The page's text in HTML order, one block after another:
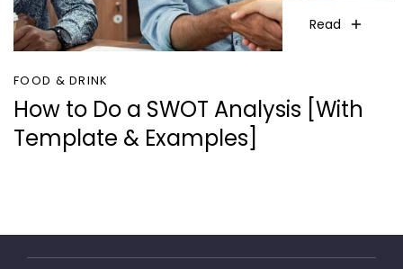
Read
FOOD & DRINK
How to Do a SWOT Analysis [With
Template & Examples]